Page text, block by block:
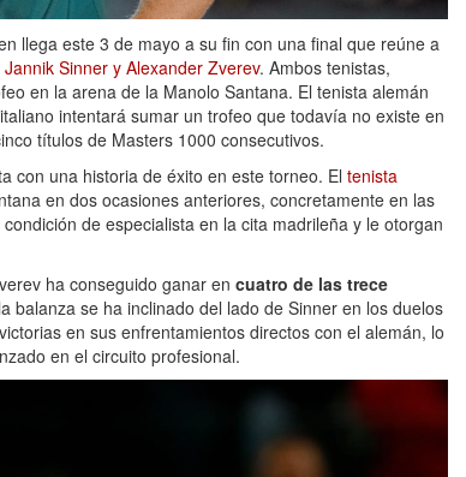
llega este 3 de mayo a su fin con una final que reúne a
Jannik Sinner y Alexander Zverev. Ambos tenistas,
en la arena de la Manolo Santana. El tenista alemán
intentará sumar un trofeo que todavía no existe en
títulos de Masters 1000 consecutivos.
con una historia de éxito en este torneo. El tenista
en dos ocasiones anteriores, concretamente en las
de especialista en la cita madrileña y le otorgan
ha conseguido ganar en cuatro de las trece
balanza se ha inclinado del lado de Sinner en los duelos
en sus enfrentamientos directos con el alemán, lo
en el circuito profesional.